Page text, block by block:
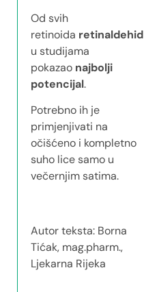
Od svih
retinoida retinaldehid
u studijama
pokazao najbolji
potencijal.
Potrebno ih je
primjenjivati na
očišćeno i kompletno
suho lice samo u
večernjim satima.
Autor teksta: Borna
Tićak, mag.pharm.,
Ljekarna Rijeka